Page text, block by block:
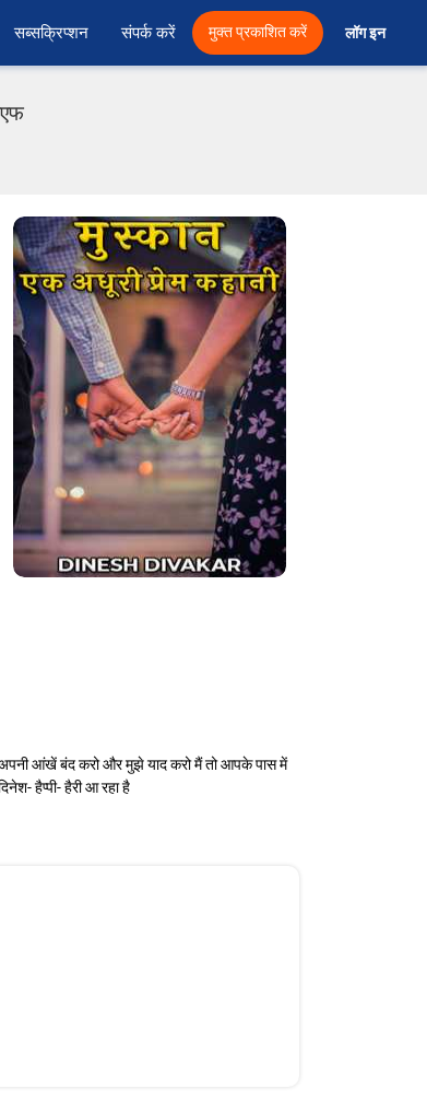
सब्सक्रिप्शन संपर्क करें मुक्त प्रकाशित करें लॉग इन
अपनी आंखें बंद करो और मुझे याद करो मैं तो आपके पास में
हैप्पी- हैरी आ रहा है